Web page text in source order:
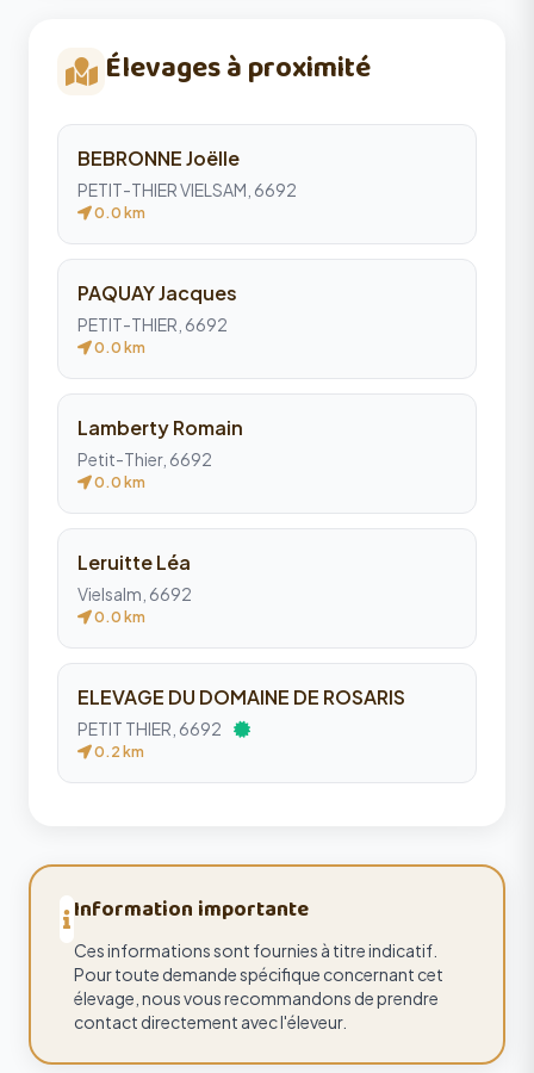
Élevages à proximité
BEBRONNE Joëlle
PETIT-THIER VIELSAM, 6692
0.0 km
PAQUAY Jacques
PETIT-THIER, 6692
0.0 km
Lamberty Romain
Petit-Thier, 6692
0.0 km
Leruitte Léa
Vielsalm, 6692
0.0 km
ELEVAGE DU DOMAINE DE ROSARIS
PETIT THIER, 6692
0.2 km
Information importante
Ces informations sont fournies à titre indicatif.
Pour toute demande spécifique concernant cet
élevage, nous vous recommandons de prendre
contact directement avec l'éleveur.